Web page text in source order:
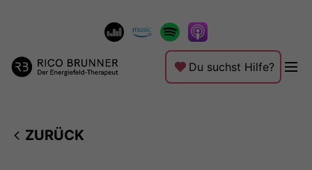
Du suchst Hilfe?
ZURÜCK